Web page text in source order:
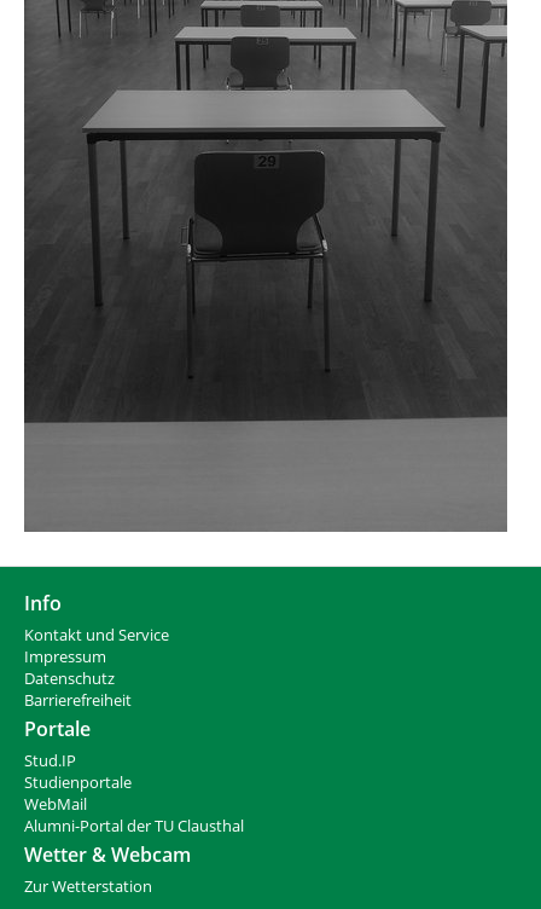
Info
Kontakt und Service
Impressum
Datenschutz
Barrierefreiheit
Portale
Stud.IP
Studienportale
WebMail
Alumni-Portal der TU Clausthal
Wetter & Webcam
Zur Wetterstation